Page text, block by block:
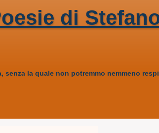
di
la quale non potremmo nemmeno